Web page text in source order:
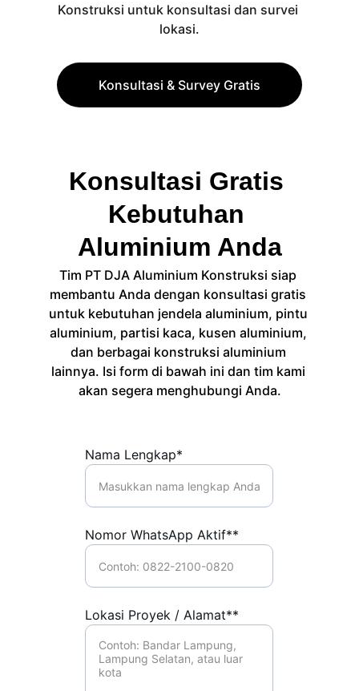
Konstruksi untuk konsultasi dan survei
lokasi.
Konsultasi & Survey Gratis
Konsultasi Gratis
Kebutuhan
Aluminium Anda
Nama Lengkap*
Nomor WhatsApp Aktif**
Lokasi Proyek / Alamat**
Tim PT DJA Aluminium Konstruksi siap
membantu Anda dengan konsultasi gratis
untuk kebutuhan jendela aluminium, pintu
aluminium, partisi kaca, kusen aluminium,
dan berbagai konstruksi aluminium
lainnya. Isi form di bawah ini dan tim kami
akan segera menghubungi Anda.